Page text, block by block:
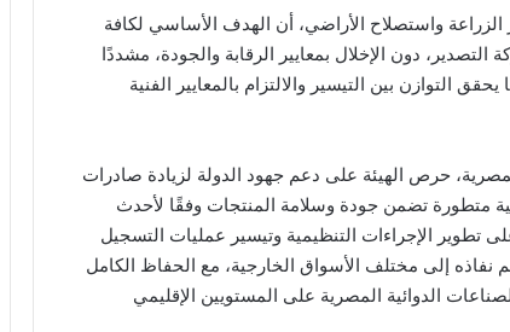
واستصلاح الأراضي، أن الهدف الأساسي لكافة
دون الإخلال بمعايير الرقابة والجودة، مشددًا
التوازن بين التيسير والالتزام بالمعايير الفنية
حرص الهيئة على دعم جهود الدولة لزيادة صادرات
متطورة تضمن جودة وسلامة المنتجات وفقًا لأحدث
تطوير الإجراءات التنظيمية وتيسير عمليات التسجيل
إلى مختلف الأسواق الخارجية، مع الحفاظ الكامل
الدوائية المصرية على المستويين الإقليمي